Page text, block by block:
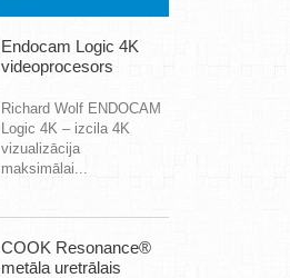
Endocam Logic 4K
videoprocesors
Richard Wolf ENDOCAM
Logic 4K – izcila 4K
vizualizācija
maksimālai...
COOK Resonance®
metāla uretrālais